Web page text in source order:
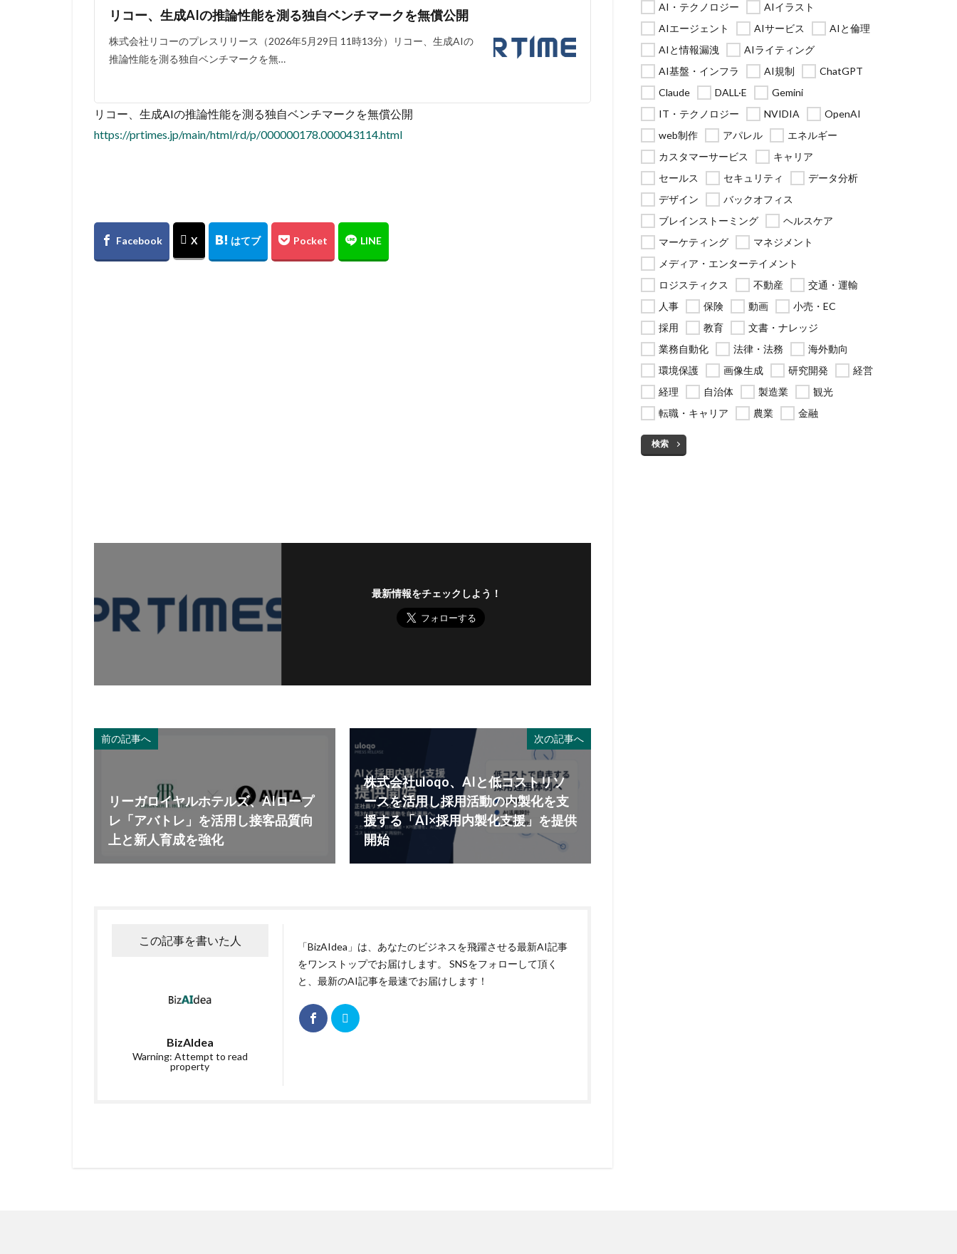
リコー、生成AIの推論性能を測る独自ベンチマークを無償公開
株式会社リコーのプレスリリース（2026年5月29日 11時13分）リコー、生成AIの
推論性能を測る独自ベンチマークを無…
リコー、生成AIの推論性能を測る独自ベンチマークを無償公開
https://prtimes.jp/main/html/rd/p/000000178.000043114.html
最新情報をチェックしよう！
前の記事へ
リーガロイヤルホテルズ、AIロープ
レ「アバトレ」を活用し接客品質向
上と新人育成を強化
次の記事へ
株式会社uloqo、AIと低コストリソ
ースを活用し採用活動の内製化を支
援する「AI×採用内製化支援」を提供
開始
この記事を書いた人
BizAIdea
Warning: Attempt to read
property
「BizAIdea」は、あなたのビジネスを飛躍させる最新AI記事
をワンストップでお届けします。 SNSをフォローして頂く
と、最新のAI記事を最速でお届けします！
AI・テクノロジー
AIイラスト
AIエージェント
AIサービス
AIと倫理
AIと情報漏洩
AIライティング
AI基盤・インフラ
AI規制
ChatGPT
Claude
DALL·E
Gemini
IT・テクノロジー
NVIDIA
OpenAI
web制作
アパレル
エネルギー
カスタマーサービス
キャリア
セールス
セキュリティ
データ分析
デザイン
バックオフィス
ブレインストーミング
ヘルスケア
マーケティング
マネジメント
メディア・エンターテイメント
ロジスティクス
不動産
交通・運輸
人事
保険 動画
小売・EC
採用
教育
文書・ナレッジ
業務自動化
法律・法務
海外動向
環境保護
画像生成 研究開発
経営
経理
自治体 製造業
観光
転職・キャリア
農業 金融
検索